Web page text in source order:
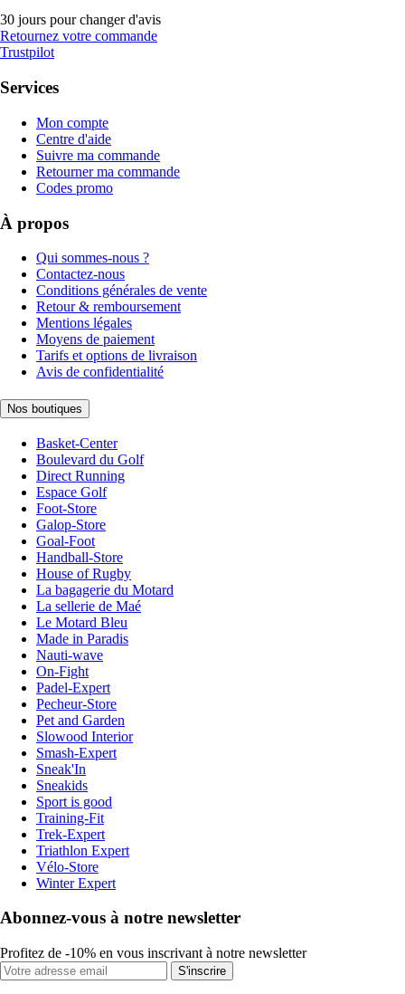
30 jours pour changer d'avis
Retournez votre commande
Trustpilot
Services
Mon compte
Centre d'aide
Suivre ma commande
Retourner ma commande
Codes promo
À propos
Qui sommes-nous ?
Contactez-nous
Conditions générales de vente
Retour & remboursement
Mentions légales
Moyens de paiement
Tarifs et options de livraison
Avis de confidentialité
Nos boutiques
Basket-Center
Boulevard du Golf
Direct Running
Espace Golf
Foot-Store
Galop-Store
Goal-Foot
Handball-Store
House of Rugby
La bagagerie du Motard
La sellerie de Maé
Le Motard Bleu
Made in Paradis
Nauti-wave
On-Fight
Padel-Expert
Pecheur-Store
Pet and Garden
Slowood Interior
Smash-Expert
Sneak'In
Sneakids
Sport is good
Training-Fit
Trek-Expert
Triathlon Expert
Vélo-Store
Winter Expert
Abonnez-vous à notre newsletter
Profitez de -10% en vous inscrivant à notre newsletter
S'inscrire